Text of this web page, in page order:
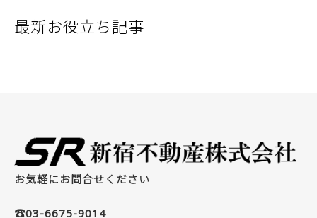
最新お役立ち記事
お気軽にお問合せください
☎03-6675-9014